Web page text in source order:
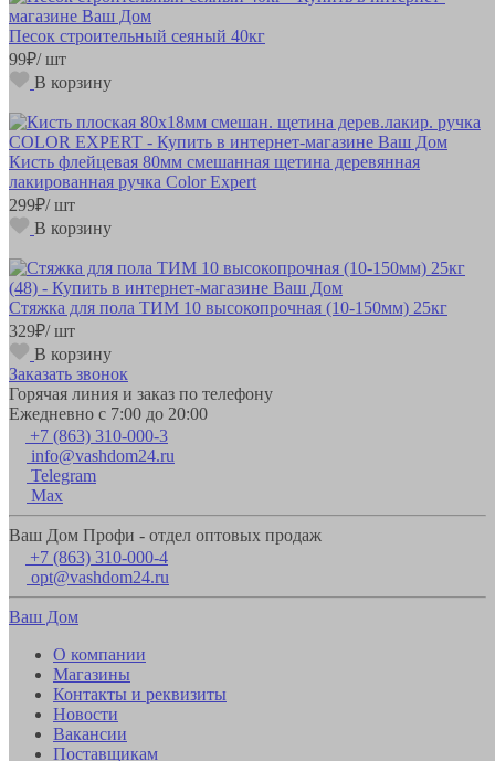
Песок строительный сеяный 40кг
99₽/ шт
В корзину
Кисть флейцевая 80мм смешанная щетина деревянная
лакированная ручка Color Expert
299₽/ шт
В корзину
Стяжка для пола ТИМ 10 высокопрочная (10-150мм) 25кг
329₽/ шт
В корзину
Заказать звонок
Горячая линия и заказ по телефону
Ежедневно с 7:00 до 20:00
+7 (863) 310-000-3
info@vashdom24.ru
Telegram
Max
Ваш Дом Профи - отдел оптовых продаж
+7 (863) 310-000-4
opt@vashdom24.ru
Ваш Дом
О компании
Магазины
Контакты и реквизиты
Новости
Вакансии
Поставщикам